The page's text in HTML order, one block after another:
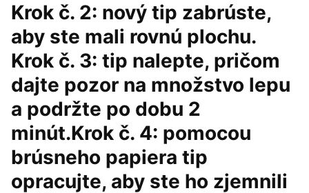
Krok č. 2: nový tip zabrúste,
aby ste mali rovnú plochu.
Krok č. 3: tip nalepte, pričom
dajte pozor na množstvo lepu
a podržte po dobu 2
minút.Krok č. 4: pomocou
brúsneho papiera tip
opracujte, aby ste ho zjemnili